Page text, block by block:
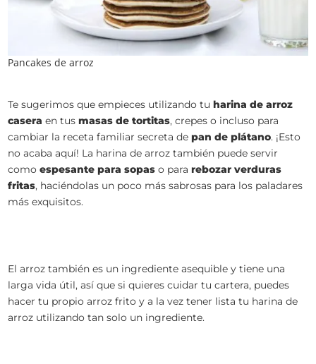
Pancakes de arroz
Te sugerimos que empieces utilizando tuharina de arroz
casera en tusmasas de tortitas, crepes o incluso para
cambiar la receta familiar secreta depan de plátano. ¡Esto
no acaba aquí! La harina de arroz también puede servir
comoespesante para sopas o pararebozar verduras
fritas, haciéndolas un poco más sabrosas para los paladares
más exquisitos.
El arroz también es un ingrediente asequible y tiene una
larga vida útil, así que si quieres cuidar tu cartera, puedes
hacer tu propio arroz frito y a la vez tener lista tu harina de
arroz utilizando tan solo un ingrediente.